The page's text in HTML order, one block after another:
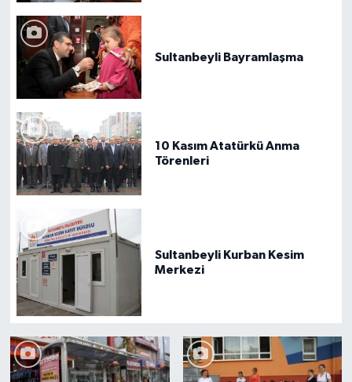
Sultanbeyli Bayramlaşma
10 Kasım Atatürkü Anma
Törenleri
Sultanbeyli Kurban Kesim
Merkezi